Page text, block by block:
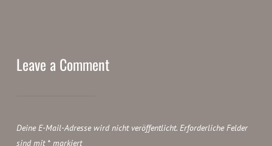
Leave a Comment
Deine E-Mail-Adresse wird nicht veröffentlicht. Erforderliche Felder
sind mit *markiert